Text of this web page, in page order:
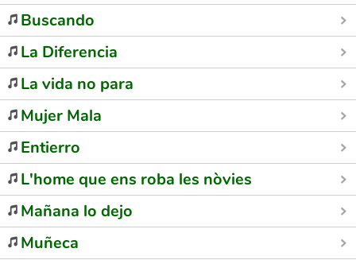
Buscando
La Diferencia
La vida no para
Mujer Mala
Entierro
L'home que ens roba les nòvies
Mañana lo dejo
Muñeca